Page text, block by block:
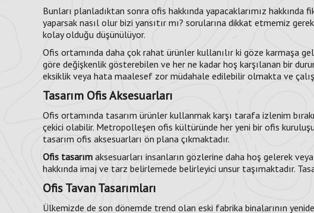
Bunları planladıktan sonra ofis hakkında yapacaklarımız
yaparsak nasıl olur bizi yansıtır mı? sorularına dikkat etmemiz
kolay olduğu düşünülüyor.
Ofis ortamında daha çok rahat ürünler kullanılır ki göze karmaşa
göre değişkenlik gösterebilen ve her ne kadar hoş karşılanan bir
eksiklik veya hata maalesef zor müdahale edilebilir olmakta ve
Tasarım Ofis Aksesuarları
Ofis ortamında tasarım ürünler kullanmak karşı tarafa izlenim
çekici olabilir. Metropolleşen ofis kültüründe her yeni bir ofis
tasarım ofis aksesuarları ön plana çıkmaktadır.
Ofis tasarım aksesuarları insanların gözlerine daha hoş gelerek
hakkında imaj ve tarz belirlemede belirleyici unsur taşımaktadır.
Ofis Tavan Tasarımları
Ülkemizde de son dönemde trend olan eski fabrika binalarının